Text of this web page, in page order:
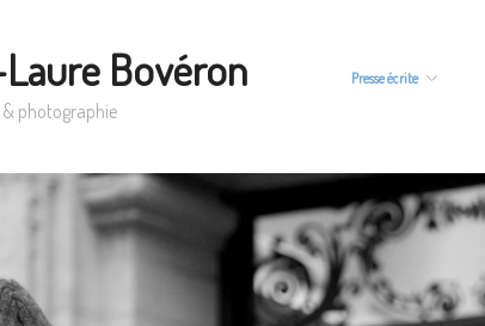
Bovéron
photographie
Presse écrite